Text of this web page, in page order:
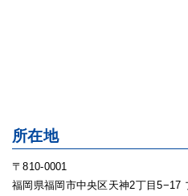
所在地
〒810-0001
福岡県福岡市中央区天神2丁目5−17